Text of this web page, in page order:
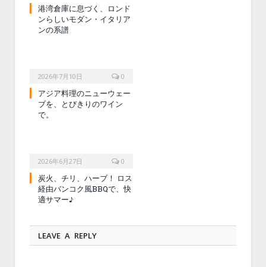
港湾倉庫に息づく、ロンド
ンらしいモダン・イタリア
ンの系譜
2026年7月10日 0
アジア料理のニューウェー
ブを、とびきりのワイン
で。
2026年6月27日 0
炭火、チリ、ハーブ！ ロス
経由バンコク風BBQで、快
適サマー♪
LEAVE A REPLY